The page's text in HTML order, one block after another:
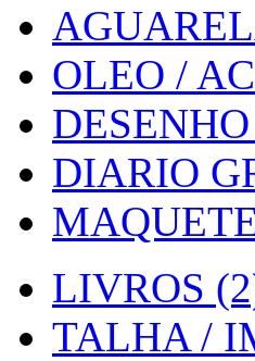
OLEO /
DIARIO
LIVROS
TALHA /